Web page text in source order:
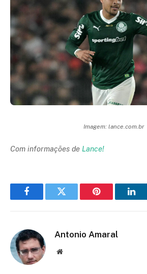
Imagem: lance.com.br
Com informações de Lance!
FacebookTwitter Pinterest
Antonio Amaral
Website